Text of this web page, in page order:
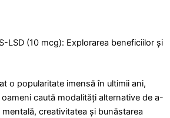
LSD (10 mcg): Explorarea beneficiilor și
o popularitate imensă în ultimii ani,
caută modalități alternative de a-
creativitatea și bunăstarea